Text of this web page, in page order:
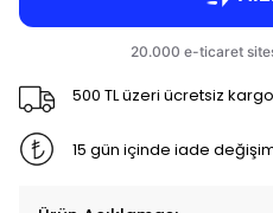
500 TL üzeri ücretsiz kargo
15 gün içinde iade